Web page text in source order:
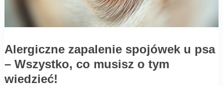
Alergiczne zapalenie spojówek u psa
– Wszystko, co musisz o tym
wiedzieć!